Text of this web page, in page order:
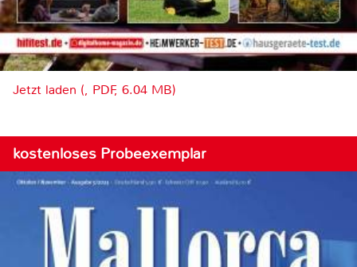
Jetzt laden (, PDF, 6.04 MB)
kostenloses Probeexemplar